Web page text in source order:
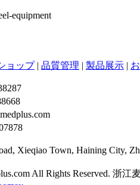
equipment
ョップ | 品質管理 | 製品展示 |
Xieqiao Town, Haining City,
All Rights Reserved. 浙